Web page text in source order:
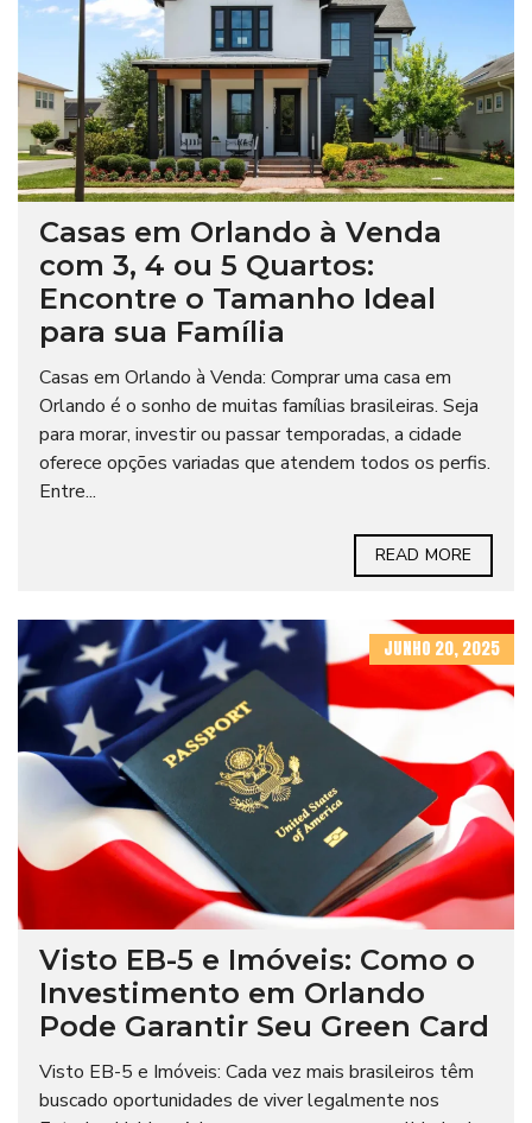
Casas em Orlando à Venda
com 3, 4 ou 5 Quartos:
Encontre o Tamanho Ideal
para sua Família
Casas em Orlando à Venda: Comprar uma casa em
Orlando é o sonho de muitas famílias brasileiras. Seja
para morar, investir ou passar temporadas, a cidade
oferece opções variadas que atendem todos os perfis.
Entre...
READ MORE
JUNHO 20, 2025
Visto EB-5 e Imóveis: Como o
Investimento em Orlando
Pode Garantir Seu Green Card
Visto EB-5 e Imóveis: Cada vez mais brasileiros têm
buscado oportunidades de viver legalmente nos